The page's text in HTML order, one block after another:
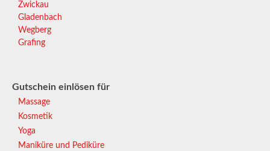
Zwickau
Gladenbach
Wegberg
Grafing
Gutschein einlösen für
Massage
Kosmetik
Yoga
Maniküre und Pediküre